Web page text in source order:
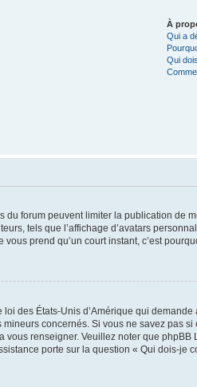
À
Qui a
Qui
du forum peuvent limiter la publication
tels que l’affichage d’avatars
prend qu’un court instant, c’est
des États-Unis d’Amérique qui
concernés. Si vous ne savez pas
renseigner. Veuillez noter que
porte sur la question « Qui dois-je